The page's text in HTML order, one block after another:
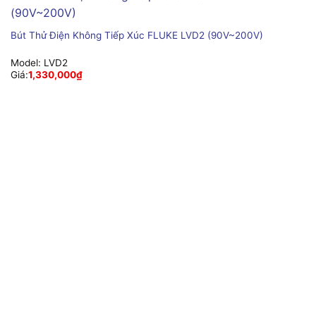
Bút Thử Điện Không Tiếp Xúc FLUKE LVD2 (90V~200V)
Model: LVD2
Giá:1,330,000₫